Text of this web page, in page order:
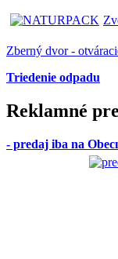
Zberný dvor -
Triedenie odpadu
Reklamné
- predaj iba na